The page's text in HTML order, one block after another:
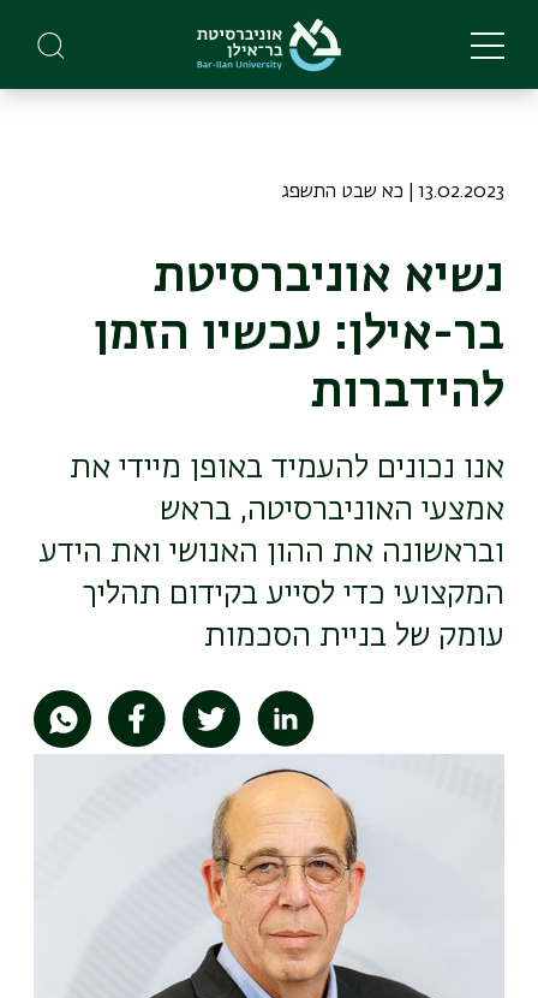
main
13.02.2023 | כא שבט התשפג
נשיא אוניברסיטת
בר-אילן: עכשיו הזמן
להידברות
אנו נכונים להעמיד באופן מיידי את
אמצעי האוניברסיטה, בראש
ובראשונה את ההון האנושי ואת הידע
המקצועי כדי לסייע בקידום תהליך
עומק של בניית הסכמות